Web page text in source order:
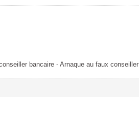
bancaire - Arnaque au faux conseiller